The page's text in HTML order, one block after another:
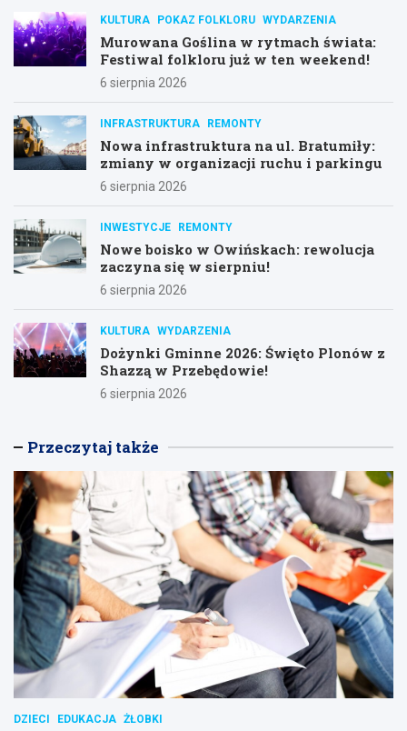
KULTURA POKAZ FOLKLORU WYDARZENIA
Murowana Goślina w rytmach świata:
Festiwal folkloru już w ten weekend!
6 sierpnia 2026
INFRASTRUKTURA REMONTY
Nowa infrastruktura na ul. Bratumiły:
zmiany w organizacji ruchu i parkingu
6 sierpnia 2026
INWESTYCJE REMONTY
Nowe boisko w Owińskach: rewolucja
zaczyna się w sierpniu!
6 sierpnia 2026
KULTURA WYDARZENIA
Dożynki Gminne 2026: Święto Plonów z
Shazzą w Przebędowie!
6 sierpnia 2026
Przeczytaj także
DZIECI EDUKACJA ŻŁOBKI